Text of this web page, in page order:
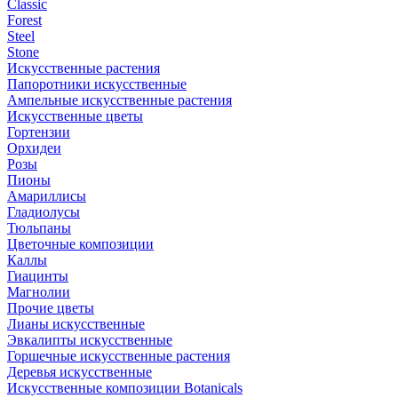
Classic
Forest
Steel
Stone
Искусственные растения
Папоротники искусственные
Ампельные искусственные растения
Искусственные цветы
Гортензии
Орхидеи
Розы
Пионы
Амариллисы
Гладиолусы
Тюльпаны
Цветочные композиции
Каллы
Гиацинты
Магнолии
Прочие цветы
Лианы искусственные
Эвкалипты искусственные
Горшечные искусственные растения
Деревья искусственные
Искусственные композиции Botanicals